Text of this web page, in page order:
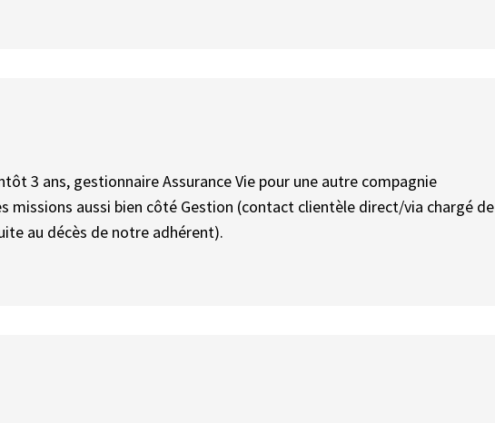
3 ans, gestionnaire Assurance Vie pour une autre compagnie
missions aussi bien côté Gestion (contact clientèle direct/via chargé de
au décès de notre adhérent).